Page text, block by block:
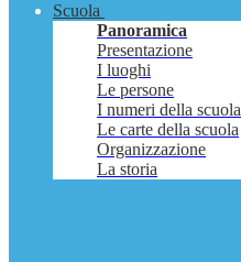
Scuola
Panoramica
Presentazione
I luoghi
Le persone
I numeri della scuola
Le carte della scuola
Organizzazione
La storia